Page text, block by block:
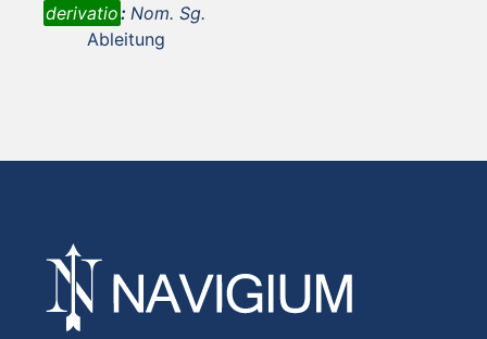
derivatio: Nom. Sg.
Ableitung